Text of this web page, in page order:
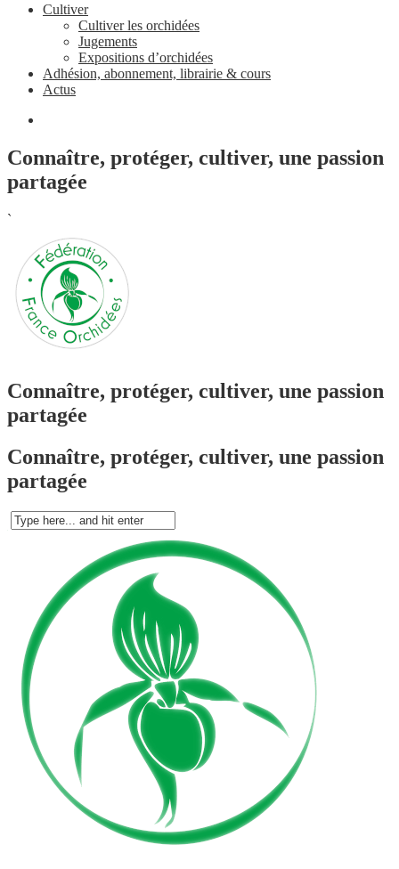
Cultiver
Cultiver les orchidées
Jugements
Expositions d’orchidées
Adhésion, abonnement, librairie & cours
Actus
Connaître, protéger, cultiver, une passion
partagée
`
Connaître, protéger, cultiver, une passion
partagée
Connaître, protéger, cultiver, une passion
partagée